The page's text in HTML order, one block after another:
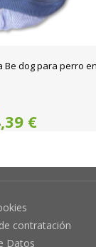
Be dog para perro
€
contratación
Datos